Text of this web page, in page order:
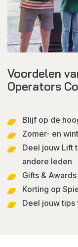
Voordelen
Operators
Blijf op de
Zomer- en
Deel jouw Lift
andere leden
Gifts & Awards
Korting op
Deel jouw tips